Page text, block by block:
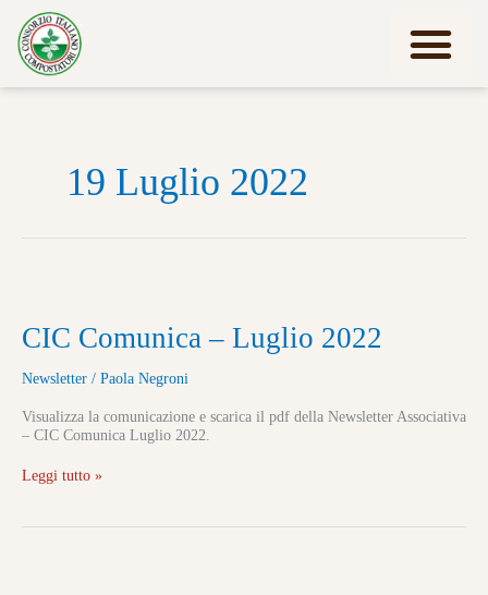
contenuto
19 Luglio 2022
CIC Comunica – Luglio 2022
Newsletter / Paola Negroni
Visualizza la comunicazione e scarica il pdf della Newsletter Associativa
– CIC Comunica Luglio 2022.
CIC
Comunica
Luglio
Leggi tutto »